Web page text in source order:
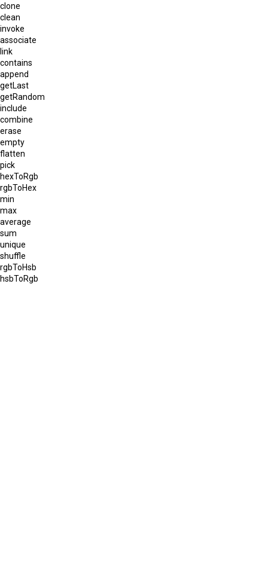
clone
clean
invoke
associate
link
contains
append
getLast
getRandom
include
combine
erase
empty
flatten
pick
hexToRgb
rgbToHex
min
max
average
sum
unique
shuffle
rgbToHsb
hsbToRgb